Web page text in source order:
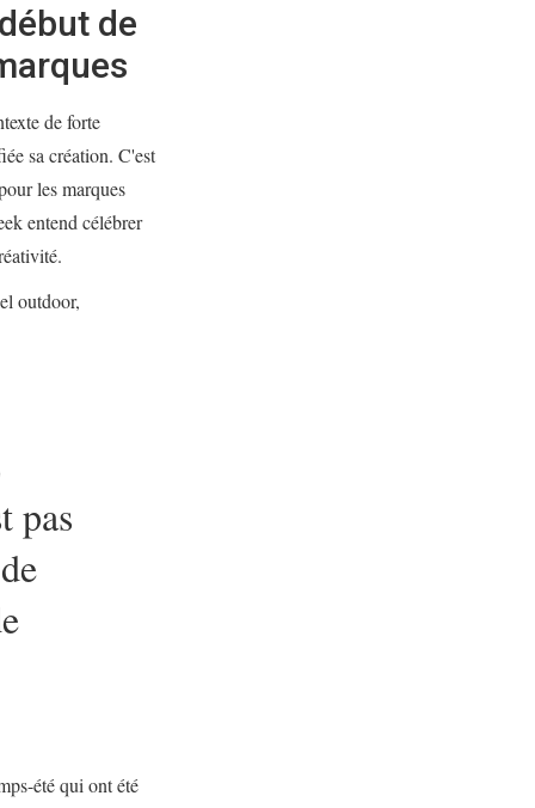
de
de forte
sa création. C'est
les marques
entend célébrer
outdoor,
pas
été qui ont été